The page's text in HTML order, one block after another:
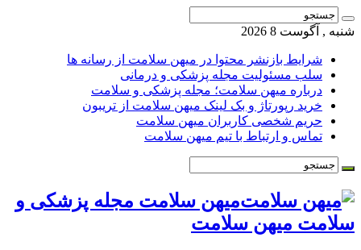
شنبه , آگوست 8 2026
شرایط بازنشر محتوا در میهن سلامت از رسانه ها
سلب مسئولیت مجله پزشکی و درمانی
درباره میهن سلامت؛ مجله پزشکی و سلامت
خرید رپورتاژ و بک لینک میهن سلامت از تریبون
حریم شخصی کاربران میهن سلامت
تماس و ارتباط با تیم میهن سلامت
میهن سلامت مجله پزشکی و
سلامت میهن سلامت